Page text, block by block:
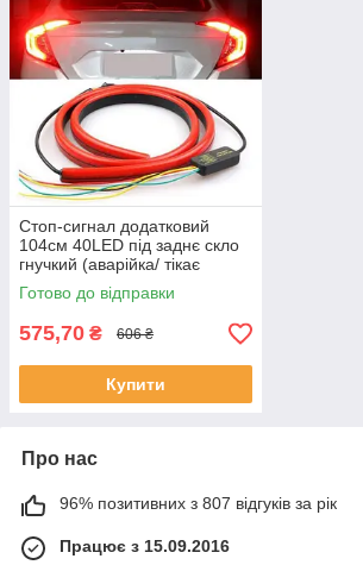
Стоп-сигнал додатковий
104см 40LED під заднє скло
гнучкий (аварійка/ тікає
поворот/стробоскоп)
Готово до відправки
575,70 ₴ 606 ₴
Купити
Про нас
96% позитивних з 807 відгуків за рік
Працює з 15.09.2016